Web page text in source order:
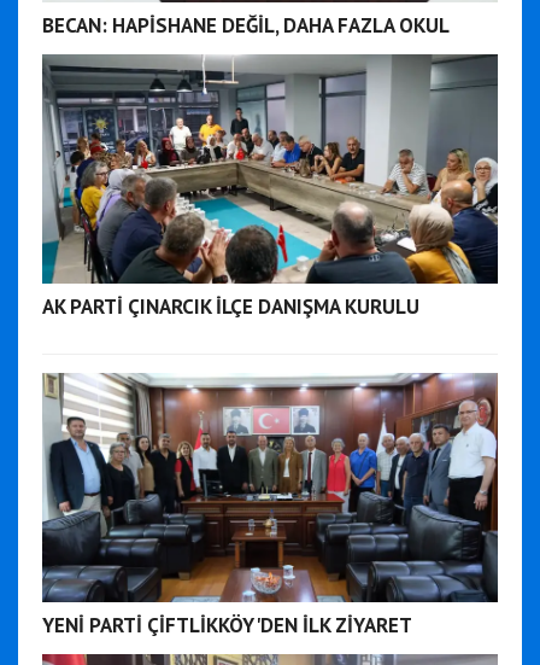
BECAN: HAPİSHANE DEĞİL, DAHA FAZLA OKUL
AK PARTİ ÇINARCIK İLÇE DANIŞMA KURULU
YENİ PARTİ ÇİFTLİKKÖY'DEN İLK ZİYARET